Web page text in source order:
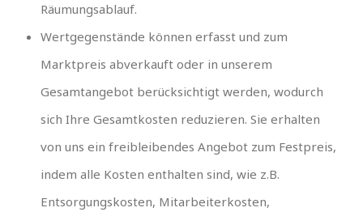
Räumungsablauf.
Wertgegenstände können erfasst und zum
Marktpreis abverkauft oder in unserem
Gesamtangebot berücksichtigt werden, wodurch
sich Ihre Gesamtkosten reduzieren. Sie erhalten
von uns ein freibleibendes Angebot zum Festpreis,
indem alle Kosten enthalten sind, wie z.B.
Entsorgungskosten, Mitarbeiterkosten,